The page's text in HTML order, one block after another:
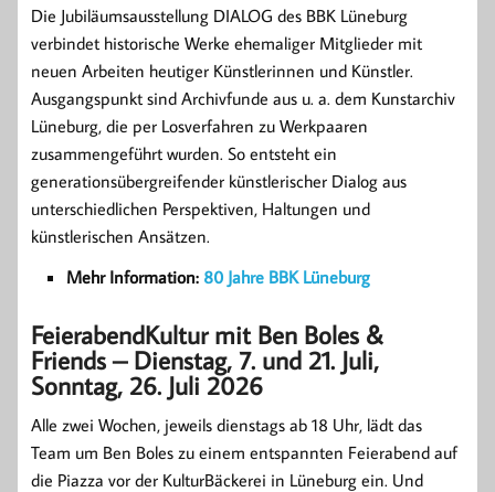
Die Jubiläumsausstellung DIALOG des BBK Lüneburg
verbindet historische Werke ehemaliger Mitglieder mit
neuen Arbeiten heutiger Künstlerinnen und Künstler.
Ausgangspunkt sind Archivfunde aus u. a. dem Kunstarchiv
Lüneburg, die per Losverfahren zu Werkpaaren
zusammengeführt wurden. So entsteht ein
generationsübergreifender künstlerischer Dialog aus
unterschiedlichen Perspektiven, Haltungen und
künstlerischen Ansätzen.
Mehr Information: 80 Jahre BBK Lüneburg
FeierabendKultur mit Ben Boles &
Friends – Dienstag, 7. und 21. Juli,
Sonntag, 26. Juli 2026
Alle zwei Wochen, jeweils dienstags ab 18 Uhr, lädt das
Team um Ben Boles zu einem entspannten Feierabend auf
die Piazza vor der KulturBäckerei in Lüneburg ein. Und